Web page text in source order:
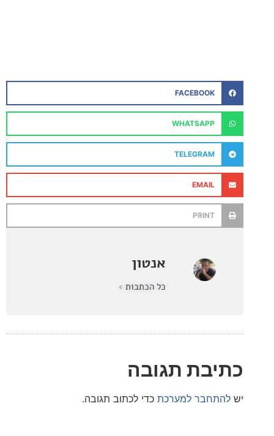
FACEBOOK
WHATSAPP
TELEGRAM
אנטון
תגובה
למערכתכדי לכתוב תגובה.